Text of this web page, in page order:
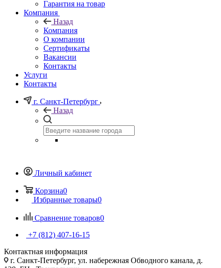
Гарантия на товар
Компания
Назад
Компания
О компании
Сертификаты
Вакансии
Контакты
Услуги
Контакты
г. Санкт-Петербург
Назад
Личный кабинет
Корзина0
Избранные товары0
Сравнение товаров0
+7 (812) 407-16-15
Контактная информация
г. Санкт-Петербург, ул. набережная Обводного канала, д.